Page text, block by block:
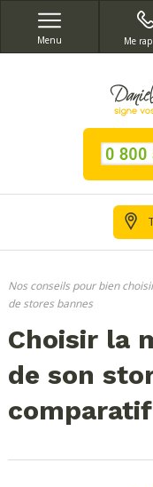
Menu Me
Nos conseils pour bien
de stores bannes
Choisir la
de son